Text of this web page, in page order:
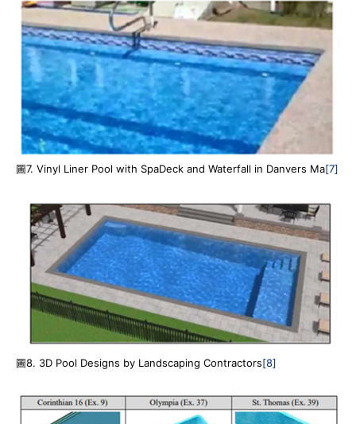
圖7. Vinyl Liner Pool with SpaDeck and Waterfall in Danvers Ma[7]
圖8. 3D Pool Designs by Landscaping Contractors[8]